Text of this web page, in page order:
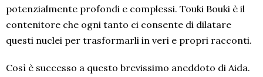
potenzialmente profondi e complessi. Touki Bouki è il
contenitore che ogni tanto ci consente di dilatare
questi nuclei per trasformarli in veri e propri racconti.
Così è successo a questo brevissimo aneddoto di Aida.